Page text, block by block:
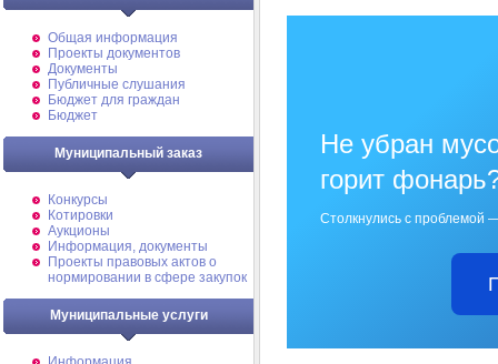
Общая информация
Проекты документов
Документы
Публичные слушания
Бюджет для граждан
Бюджет
Муниципальный заказ
Конкурсы
Котировки
Аукционы
Информация, документы
Проекты правовых актов о
нормировании в сфере закупок
Муниципальные услуги
Не убран
горит
Столкнулись с проблемой